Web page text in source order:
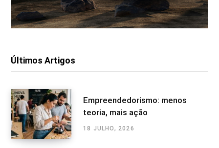
Últimos Artigos
Empreendedorismo: menos
teoria, mais ação
18 JULHO, 2026